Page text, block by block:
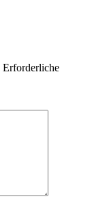
Erforderliche